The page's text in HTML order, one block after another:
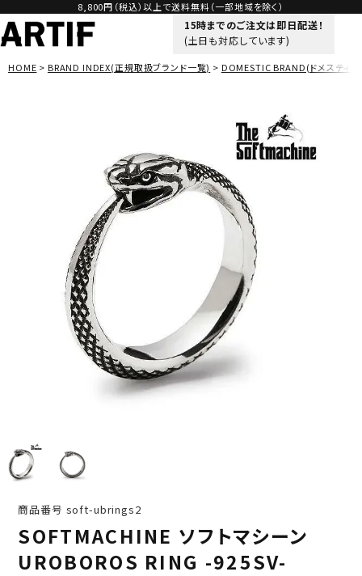
8,800円（税込）以上で送料無料（一部地域を除く）
15時までのご注文は即日配送！
(土日も対応しています)
HOME BRAND INDEX(正規取扱ブランド一覧) DOMESTIC BRAND(ドメスティッ
商品番号 soft-ubrings2
SOFTMACHINE ソフトマシーン
UROBOROS RING -925SV-